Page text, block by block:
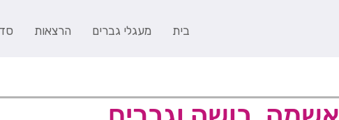
בית מעגלי גברים הרצאות